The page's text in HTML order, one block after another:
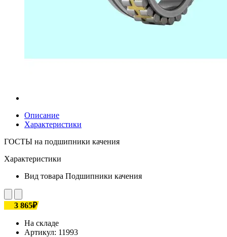
Описание
Характеристики
ГОСТЫ на подшипники качения
Характеристики
Вид товара Подшипники качения
3 865₽
На складе
Артикул: 11993